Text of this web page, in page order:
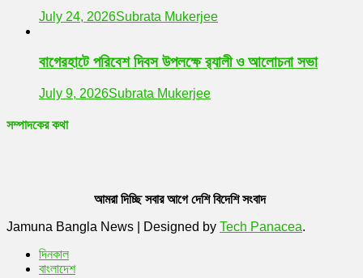
July 24, 2026Subrata Mukerjee
বাগেরহাটে পরিবেশ দিবস উপলক্ষে র‌্যালী ও আলোচনা সভা
July 9, 2026Subrata Mukerjee
সম্পাদকের কথা
আমরা দিচ্ছি সবার আগে দেশি বিদেশি সংবাদ
Jamuna Bangla News
Designed by Tech Panacea.
দিনকাল
বাংলাদেশ